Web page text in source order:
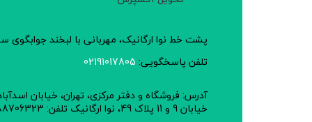
پشت خط نوا ارگانیک، مهربانی با لبخند
تلفن پاسخگویی: 02191017805
آدرس: فروشگاه و دفتر مرکزی، تهران، خیابان
خیابان 9 و 11 پلاک 49، نوا ارگانیک تلفن: 02188706323